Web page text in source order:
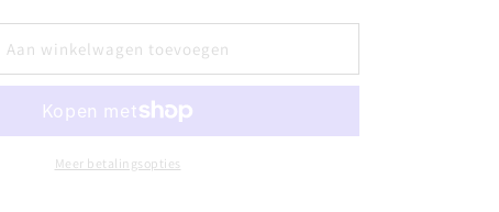
voor
CHÂTEAU
DUCRU
Grand
Aan winkelwagen toevoegen
Meer betalingsopties